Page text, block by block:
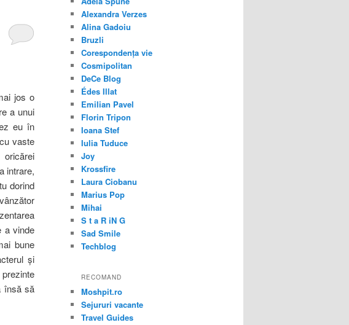
jos o
a unui
eu în
vaste
intrare,
dorind
a vinde
bune
şi
însă să
Alexandra Verzes
Alina Gadoiu
Bruzli
Corespondența vie
Cosmipolitan
DeCe Blog
Édes Illat
Emilian Pavel
Florin Tripon
Ioana Stef
Iulia Tuduce
Joy
Krossfire
Laura Ciobanu
Marius Pop
Mihai
S t a R iN G
Sad Smile
Techblog
RECOMAND
Moshpit.ro
Sejururi vacante
Travel Guides